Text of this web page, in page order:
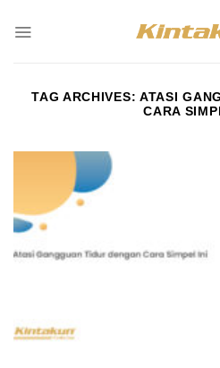
TAG ARCHIVES: ATASI
CARA